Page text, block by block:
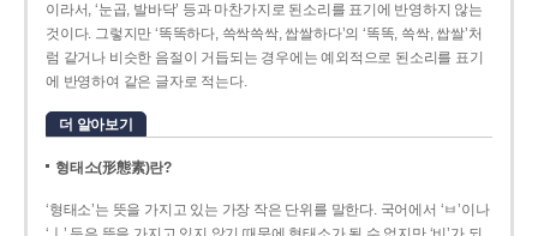
이라서, ‘눈곱, 발바닥’ 등과 마찬가지로 된소리를 표기에 반영하지 않는
것이다. 그렇지만 ‘똑똑하다, 쓱싹쓱싹, 쌉쌀하다’의 ‘똑똑, 쓱싹, 쌉쌀’처
럼 같거나 비슷한 음절이 거듭되는 경우에는 예외적으로 된소리를 표기
에 반영하여 같은 글자로 적는다.
더 알아보기
형태소(形態素)란?
‘형태소’는 뜻을 가지고 있는 가장 작은 단위를 말한다. 국어에서 ‘ㅂ’이나